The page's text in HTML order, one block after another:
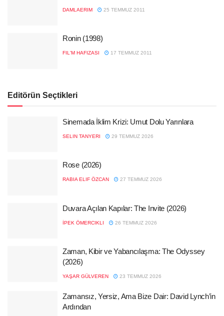
DAMLAERIM 25 TEMMUZ 2011
Ronin (1998)
FIL'M HAFIZASI 17 TEMMUZ 2011
Editörün Seçtikleri
Sinemada İklim Krizi: Umut Dolu Yarınlara
SELIN TANYERI 29 TEMMUZ 2026
Rose (2026)
RABIA ELIF ÖZCAN 27 TEMMUZ 2026
Duvara Açılan Kapılar: The Invite (2026)
İPEK ÖMERCIKLI 26 TEMMUZ 2026
Zaman, Kibir ve Yabancılaşma: The Odyssey
(2026)
YAŞAR GÜLVEREN 23 TEMMUZ 2026
Zamansız, Yersiz, Ama Bize Dair: David Lynch’in
Ardından